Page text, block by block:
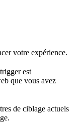
votre expérience.
est
que vous avez
de ciblage actuels